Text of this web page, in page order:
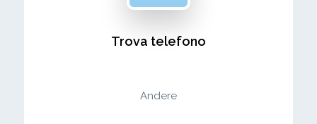
Trova telefono
Andere